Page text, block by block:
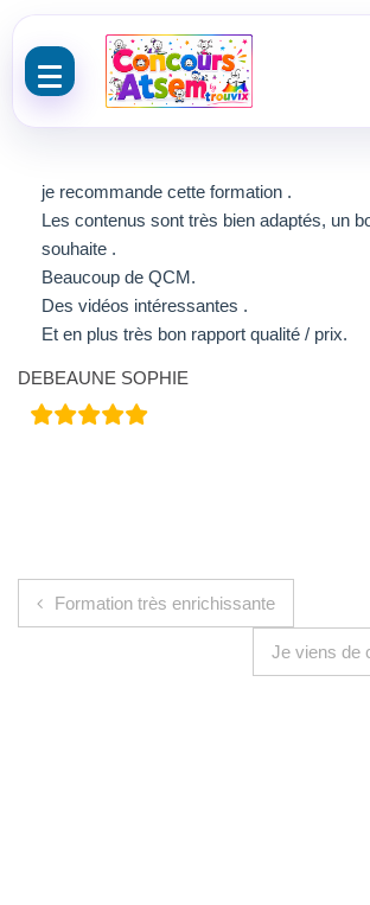
je recommande cette formation .
Les contenus sont très bien adaptés, un
souhaite .
Beaucoup de QCM.
Des vidéos intéressantes .
Et en plus très bon rapport qualité / prix.
DEBEAUNE SOPHIE
Navigation de l’article
Formation très enrichissante
Je viens de